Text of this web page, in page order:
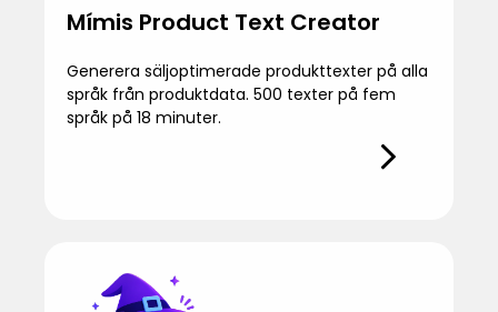
Mímis Product Text Creator
Generera säljoptimerade produkttexter på alla
språk från produktdata. 500 texter på fem
språk på 18 minuter.